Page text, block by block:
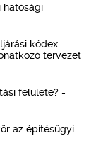
hatósági
kódex
tervezet
felülete? -
az építésügyi